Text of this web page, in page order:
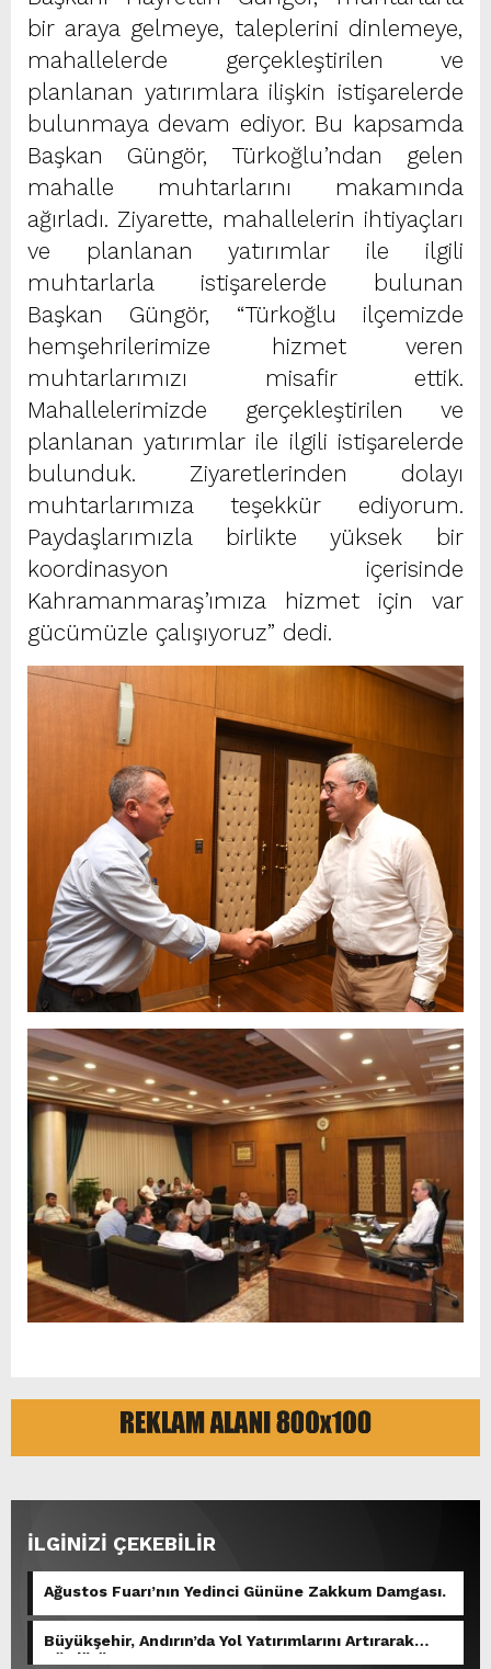
bir araya gelmeye, taleplerini dinlemeye,
mahallelerde gerçekleştirilen ve
planlanan yatırımlara ilişkin istişarelerde
bulunmaya devam ediyor. Bu kapsamda
Başkan Güngör, Türkoğlu’ndan gelen
mahalle muhtarlarını makamında
ağırladı. Ziyarette, mahallelerin ihtiyaçları
ve planlanan yatırımlar ile ilgili
muhtarlarla istişarelerde bulunan
Başkan Güngör, “Türkoğlu ilçemizde
hemşehrilerimize hizmet veren
muhtarlarımızı misafir ettik.
Mahallelerimizde gerçekleştirilen ve
planlanan yatırımlar ile ilgili istişarelerde
bulunduk. Ziyaretlerinden dolayı
muhtarlarımıza teşekkür ediyorum.
Paydaşlarımızla birlikte yüksek bir
koordinasyon içerisinde
Kahramanmaraş’ımıza hizmet için var
gücümüzle çalışıyoruz” dedi.
İLGİNİZİ ÇEKEBİLİR
Ağustos Fuarı’nın Yedinci Gününe Zakkum Damgası.
Büyükşehir, Andırın’da Yol Yatırımlarını Artırarak
Sürdürüyor.